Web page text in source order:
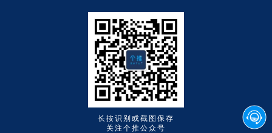
长按识别或截图保存
关注个推公众号